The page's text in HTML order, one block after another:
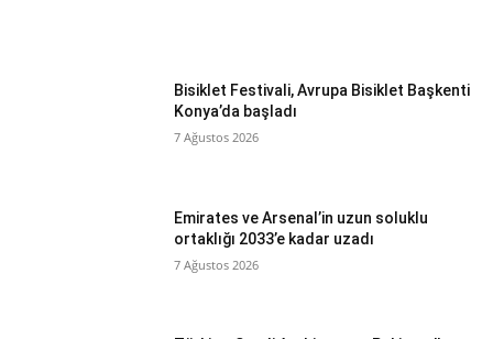
Bisiklet Festivali, Avrupa Bisiklet Başkenti
Konya’da başladı
7 Ağustos 2026
Emirates ve Arsenal’in uzun soluklu
ortaklığı 2033’e kadar uzadı
7 Ağustos 2026